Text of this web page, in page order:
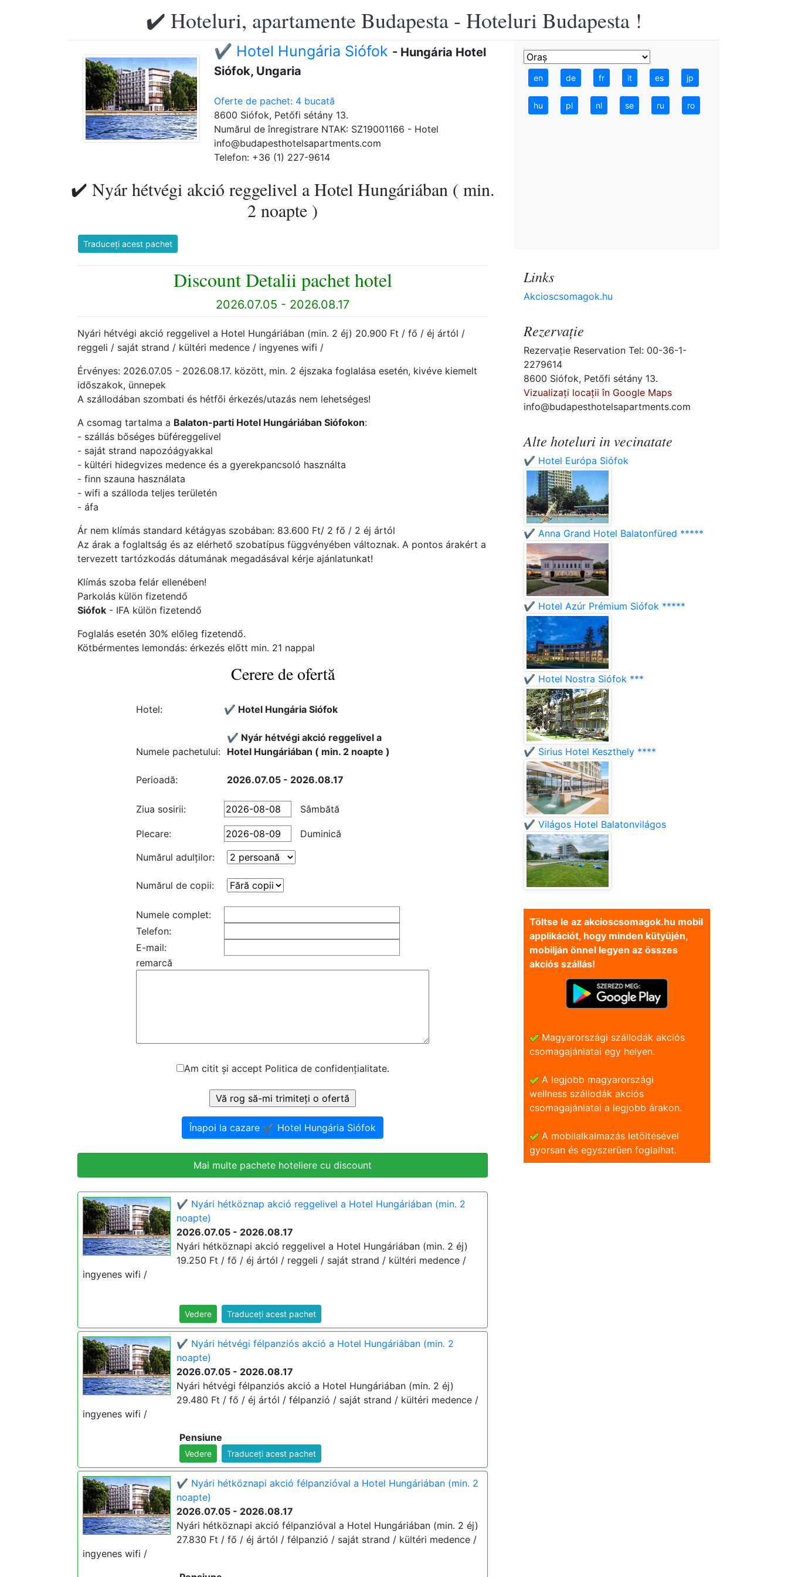
✔️ Hoteluri, apartamente Budapesta - Hoteluri Budapesta !
✔️ Hotel Hungária Siófok - Hungária Hotel
Siófok, Ungaria
Oferte de pachet: 4 bucată
8600 Siófok, Petőfi sétány 13.
Numărul de înregistrare NTAK: SZ19001166 - Hotel
info@budapesthotelsapartments.com
Telefon: +36 (1) 227-9614
✔️ Nyár hétvégi akció reggelivel a Hotel Hungáriában ( min.
2 noapte )
Traduceți acest pachet
Discount Detalii pachet hotel
2026.07.05 - 2026.08.17
Nyári hétvégi akció reggelivel a Hotel Hungáriában (min. 2 éj) 20.900 Ft / fő / éj ártól /
reggeli / saját strand / kültéri medence / ingyenes wifi /
Érvényes: 2026.07.05 - 2026.08.17. között, min. 2 éjszaka foglalása esetén, kivéve kiemelt
időszakok, ünnepek
A szállodában szombati és hétfői érkezés/utazás nem lehetséges!
A csomag tartalma a Balaton-parti Hotel Hungáriában Siófokon:
- szállás bőséges büféreggelivel
- saját strand napozóágyakkal
- kültéri hidegvizes medence és a gyerekpancsoló használta
- finn szauna használata
- wifi a szálloda teljes területén
- áfa
Ár nem klímás standard kétágyas szobában: 83.600 Ft/ 2 fő / 2 éj ártól
Az árak a foglaltság és az elérhető szobatípus függvényében változnak. A pontos árakért a
tervezett tartózkodás dátumának megadásával kérje ajánlatunkat!
Klímás szoba felár ellenében!
Parkolás külön fizetendő
Siófok - IFA külön fizetendő
Foglalás esetén 30% előleg fizetendő.
Kötbérmentes lemondás: érkezés előtt min. 21 nappal
Cerere de ofertă
Hotel: ✔️ Hotel Hungária Siófok
Numele pachetului:
✔️ Nyár hétvégi akció reggelivel a
Hotel Hungáriában ( min. 2 noapte )
Perioadă: 2026.07.05 - 2026.08.17
Ziua sosirii: Sâmbătă
Plecare:
Duminică
Numărul adulţilor:
Numărul de copii:
Numele complet:
Telefon:
E-mail:
remarcă
Am citit și accept Politica de confidențialitate.
Înapoi la cazare ✔️ Hotel Hungária Siófok
Mai multe pachete hoteliere cu discount
✔️ Nyári hétköznap akció reggelivel a Hotel Hungáriában (min. 2
noapte)
2026.07.05 - 2026.08.17
Nyári hétköznapi akció reggelivel a Hotel Hungáriában (min. 2 éj)
19.250 Ft / fő / éj ártól / reggeli / saját strand / kültéri medence /
ingyenes wifi /
Vedere Traduceți acest pachet
✔️ Nyári hétvégi félpanziós akció a Hotel Hungáriában (min. 2
noapte)
2026.07.05 - 2026.08.17
Nyári hétvégi félpanziós akció a Hotel Hungáriában (min. 2 éj)
29.480 Ft / fő / éj ártól / félpanzió / saját strand / kültéri medence /
ingyenes wifi /
Pensiune
Vedere Traduceți acest pachet
✔️ Nyári hétköznapi akció félpanzióval a Hotel Hungáriában (min. 2
noapte)
2026.07.05 - 2026.08.17
Nyári hétköznapi akció félpanzióval a Hotel Hungáriában (min. 2 éj)
27.830 Ft / fő / éj ártól / félpanzió / saját strand / kültéri medence /
ingyenes wifi /
en de fr it es jp
hu pl nl se ru ro
Links
Akcioscsomagok.hu
Rezervaţie
Rezervaţie Reservation Tel: 00-36-1-
2279614
8600 Siófok, Petőfi sétány 13.
Vizualizați locații în Google Maps
info@budapesthotelsapartments.com
Alte hoteluri in vecinatate
✔️ Hotel Európa Siófok
✔️ Anna Grand Hotel Balatonfüred *****
✔️ Hotel Azúr Prémium Siófok *****
✔️ Hotel Nostra Siófok ***
✔️ Sirius Hotel Keszthely ****
✔️ Világos Hotel Balatonvilágos
Töltse le az akcioscsomagok.hu mobil
applikációt, hogy minden kütyüjén,
mobilján önnel legyen az összes
akciós szállás!
Magyarországi szállodák akciós
csomagajánlatai egy helyen.
A legjobb magyarországi
wellness szállodák akciós
csomagajánlatai a legjobb árakon.
A mobilalkalmazás letöltésével
gyorsan és egyszerũen foglalhat.